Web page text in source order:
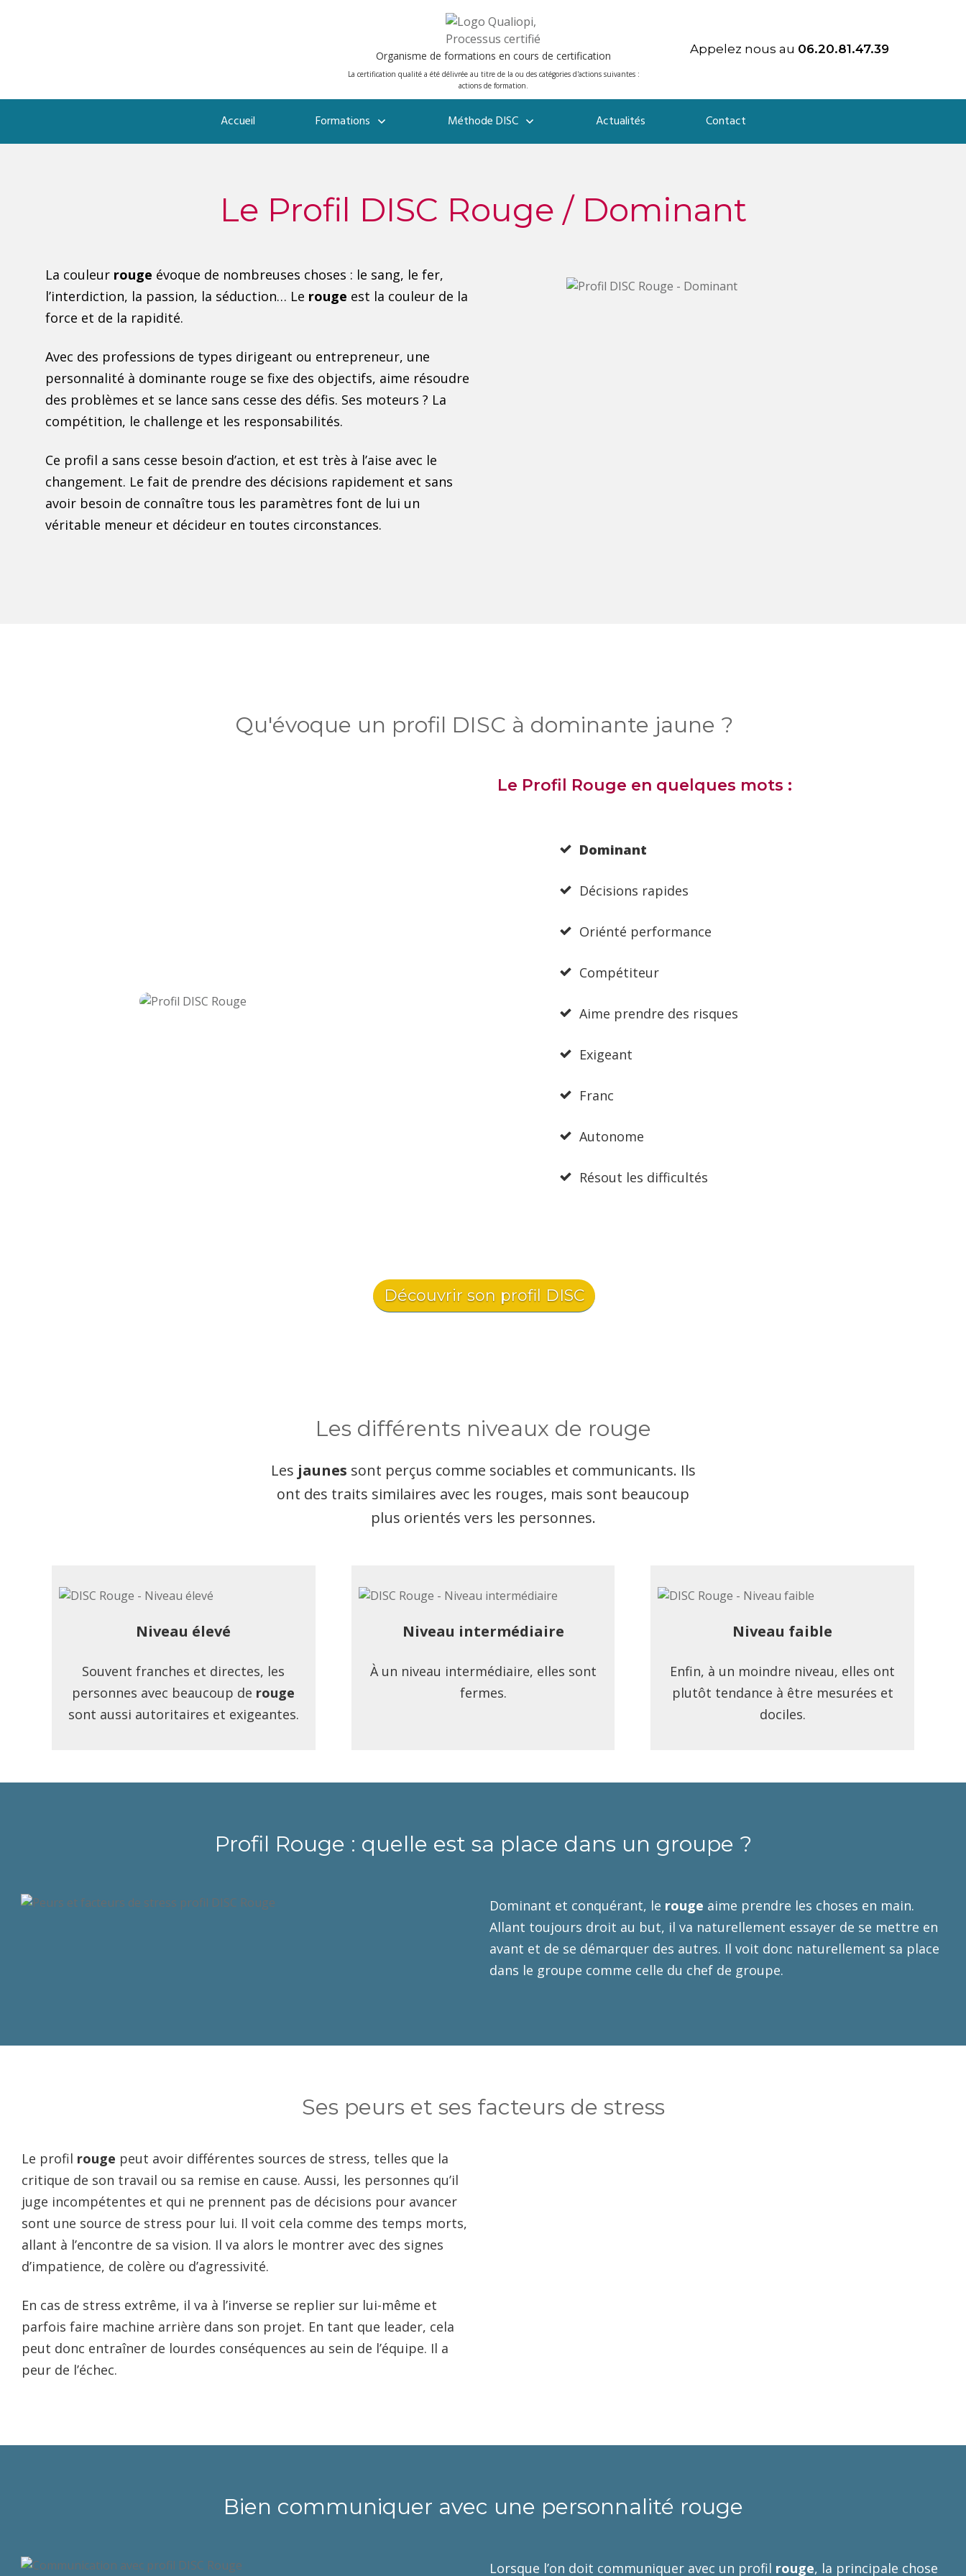
Organisme de formations en cours de certification
La certification qualité a été délivrée au titre de la ou des catégories d'actions suivantes :
actions de formation.
Appelez nous au 06.20.81.47.39
Accueil Formations Méthode DISC Actualités Contact
Le Profil DISC Rouge / Dominant
La couleur rouge évoque de nombreuses choses : le sang, le fer,
l’interdiction, la passion, la séduction… Le rouge est la couleur de la
force et de la rapidité.
Avec des professions de types dirigeant ou entrepreneur, une
personnalité à dominante rouge se fixe des objectifs, aime résoudre
des problèmes et se lance sans cesse des défis. Ses moteurs ? La
compétition, le challenge et les responsabilités.
Ce profil a sans cesse besoin d’action, et est très à l’aise avec le
changement. Le fait de prendre des décisions rapidement et sans
avoir besoin de connaître tous les paramètres font de lui un
véritable meneur et décideur en toutes circonstances.
Qu'évoque un profil DISC à dominante jaune ?
Le Profil Rouge en quelques mots :
Dominant
Décisions rapides
Oriénté performance
Compétiteur
Aime prendre des risques
Exigeant
Franc
Autonome
Résout les difficultés
Découvrir son profil DISC
Les différents niveaux de rouge
Les jaunes sont perçus comme sociables et communicants. Ils
ont des traits similaires avec les rouges, mais sont beaucoup
plus orientés vers les personnes.
Niveau élevé
Souvent franches et directes, les
personnes avec beaucoup de rouge
sont aussi autoritaires et exigeantes.
Niveau intermédiaire
À un niveau intermédiaire, elles sont
fermes.
Niveau faible
Enfin, à un moindre niveau, elles ont
plutôt tendance à être mesurées et
dociles.
Profil Rouge : quelle est sa place dans un groupe ?
Dominant et conquérant, le rouge aime prendre les choses en main.
Allant toujours droit au but, il va naturellement essayer de se mettre en
avant et de se démarquer des autres. Il voit donc naturellement sa place
dans le groupe comme celle du chef de groupe.
Ses peurs et ses facteurs de stress
Le profil rouge peut avoir différentes sources de stress, telles que la
critique de son travail ou sa remise en cause. Aussi, les personnes qu’il
juge incompétentes et qui ne prennent pas de décisions pour avancer
sont une source de stress pour lui. Il voit cela comme des temps morts,
allant à l’encontre de sa vision. Il va alors le montrer avec des signes
d’impatience, de colère ou d’agressivité.
En cas de stress extrême, il va à l’inverse se replier sur lui-même et
parfois faire machine arrière dans son projet. En tant que leader, cela
peut donc entraîner de lourdes conséquences au sein de l’équipe. Il a
peur de l’échec.
Bien communiquer avec une personnalité rouge
Lorsque l’on doit communiquer avec un profil rouge, la principale chose